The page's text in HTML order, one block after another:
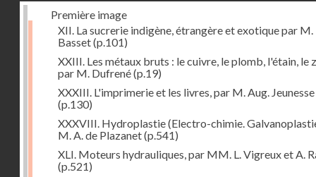
Première image
XII. La sucrerie indigène, étrangère et exotique par M.
Basset(p.101)
XXIII. Les métaux bruts : le cuivre, le plomb, l'étain, le
par M. Dufrené(p.19)
XXXIII. L'imprimerie et les livres, par M. Aug. Jeunesse
(p.130)
XXXVIII. Hydroplastie (Electro-chimie.
M. A. de Plazanet(p.541)
XLI. Moteurs hydrauliques, par MM. L. Vigreux et A.
(p.521)